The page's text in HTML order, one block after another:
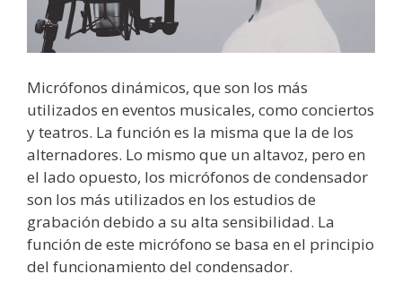
Micrófonos dinámicos, que son los más
utilizados en eventos musicales, como conciertos
y teatros. La función es la misma que la de los
alternadores. Lo mismo que un altavoz, pero en
el lado opuesto, los micrófonos de condensador
son los más utilizados en los estudios de
grabación debido a su alta sensibilidad. La
función de este micrófono se basa en el principio
del funcionamiento del condensador.